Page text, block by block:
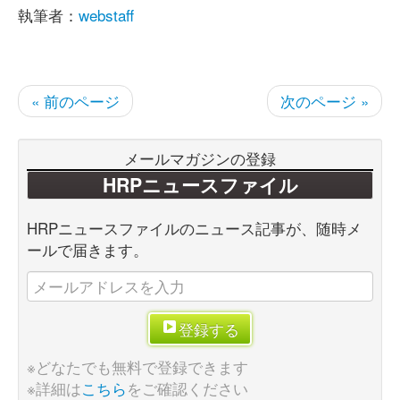
執筆者： webstaff
« 前のページ 次のページ »
メールマガジンの登録
HRPニュースファイル
HRPニュースファイルのニュース記事が、随時メ
ールで届きます。
登録する
※どなたでも無料で登録できます
※詳細はこちらをご確認ください